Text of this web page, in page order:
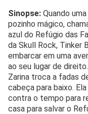
Sinopse: Quando
pozinho mágico,
azul do Refúgio das
da Skull Rock, Tinker
embarcar em uma
ao seu lugar de
Zarina troca a fadas
cabeça para baixo.
contra o tempo para
casa para salvar o